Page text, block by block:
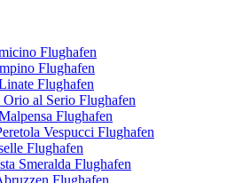
Flughafen
Flughafen
Flughafen
Orio al Serio Flughafen
Flughafen
Vespucci Flughafen
Flughafen
Smeralda Flughafen
Flughafen